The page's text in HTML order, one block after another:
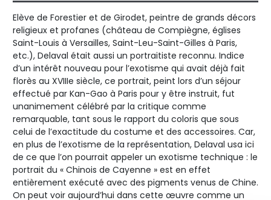
Elève de Forestier et de Girodet, peintre de grands décors
religieux et profanes (château de Compiègne, églises
Saint-Louis à Versailles, Saint-Leu-Saint-Gilles à Paris,
etc.), Delaval était aussi un portraitiste reconnu. Indice
d’un intérêt nouveau pour l’exotisme qui avait déjà fait
florès au XVIIIe siècle, ce portrait, peint lors d’un séjour
effectué par Kan-Gao à Paris pour y être instruit, fut
unanimement célébré par la critique comme
remarquable, tant sous le rapport du coloris que sous
celui de l’exactitude du costume et des accessoires. Car,
en plus de l’exotisme de la représentation, Delaval usa ici
de ce que l’on pourrait appeler un exotisme technique : le
portrait du « Chinois de Cayenne » est en effet
entièrement exécuté avec des pigments venus de Chine.
On peut voir aujourd’hui dans cette œuvre comme un